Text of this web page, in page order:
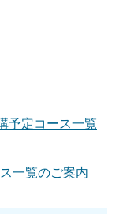
予定コース一覧
一覧のご案内